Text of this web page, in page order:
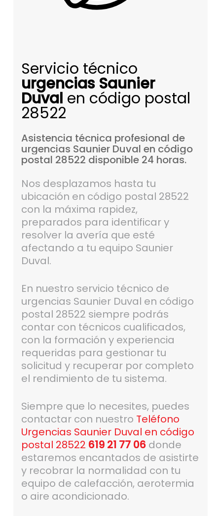
Servicio técnico
urgencias Saunier
Duval en código postal
28522
Asistencia técnica profesional de
urgencias Saunier Duval en código
postal 28522 disponible 24 horas.
Nos desplazamos hasta tu
ubicación en código postal 28522
con la máxima rapidez,
preparados para identificar y
resolver la avería que esté
afectando a tu equipo Saunier
Duval.
En nuestro servicio técnico de
urgencias Saunier Duval en código
postal 28522 siempre podrás
contar con técnicos cualificados,
con la formación y experiencia
requeridas para gestionar tu
solicitud y recuperar por completo
el rendimiento de tu sistema.
Siempre que lo necesites, puedes
contactar con nuestro Teléfono
Urgencias Saunier Duval en código
postal 28522 619 21 77 06 donde
estaremos encantados de asistirte
y recobrar la normalidad con tu
equipo de calefacción, aerotermia
o aire acondicionado.